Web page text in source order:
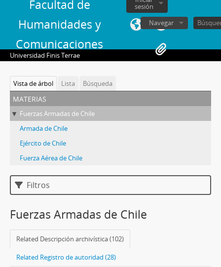
Facultad de
Humanidades y
Comunicaciones
sesión
Navegar
Universidad Finis Terrae
Vista de árbol Lista Búsqueda
materias
Fuerzas Armadas de Chile
Armada de Chile
Ejército de Chile
Fuerza Aérea de Chile
Filtros
Fuerzas Armadas de Chile
Related Descripción archivística (102)
Related Registro de autoridad (28)